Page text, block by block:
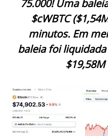
75.000! Uma
$cWBTC
minutos. Em
baleia foi